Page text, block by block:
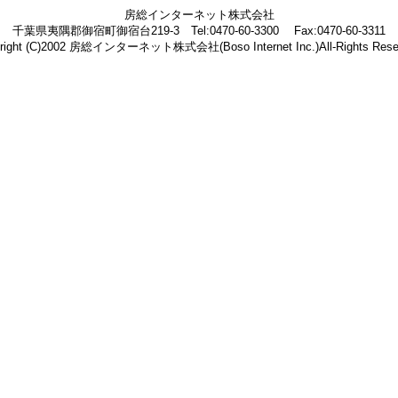
房総インターネット株式会社
千葉県夷隅郡御宿町御宿台219-3 Tel:0470-60-3300 Fax:0470-60-3311
(C)2002 房総インターネット株式会社(Boso Internet Inc.)All-Rights